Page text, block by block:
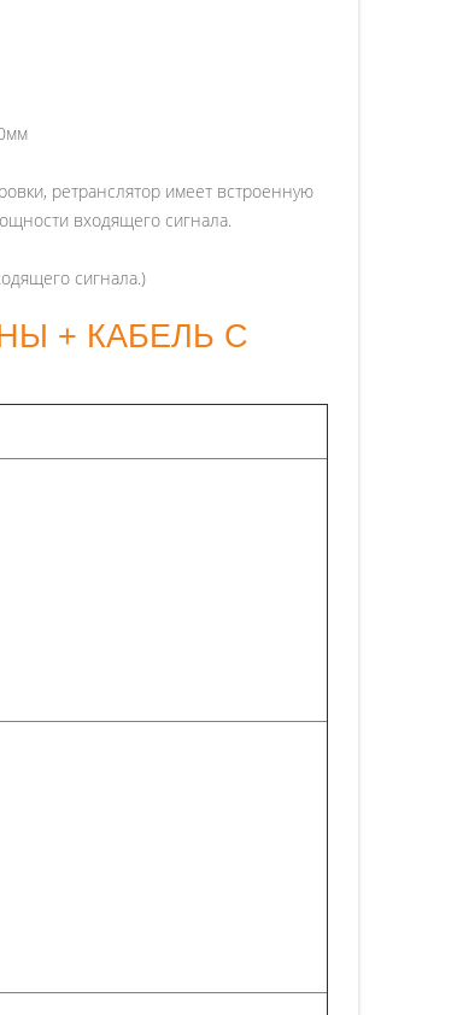
ретранслятор имеет встроенную
входящего сигнала.
сигнала.)
+ КАБЕЛЬ С